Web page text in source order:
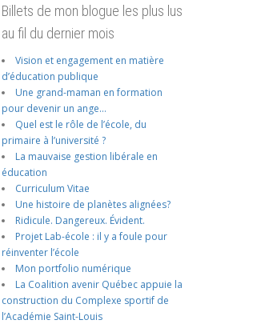
Billets de mon blogue les plus lus
au fil du dernier mois
Vision et engagement en matière
d’éducation publique
Une grand-maman en formation
pour devenir un ange…
Quel est le rôle de l’école, du
primaire à l’université ?
La mauvaise gestion libérale en
éducation
Curriculum Vitae
Une histoire de planètes alignées?
Ridicule. Dangereux. Évident.
Projet Lab-école : il y a foule pour
réinventer l’école
Mon portfolio numérique
La Coalition avenir Québec appuie la
construction du Complexe sportif de
l’Académie Saint-Louis